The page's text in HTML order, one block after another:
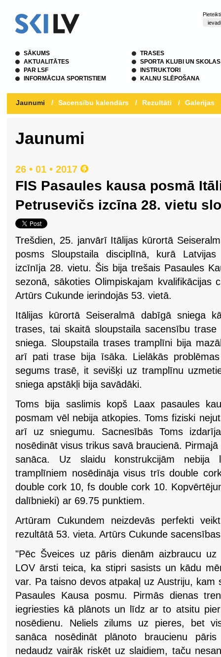
SĀKUMS
AKTUALITĀTES
PAR LSF
INFORMĀCIJA SPORTISTIEM
TRASES
SPORTA KLUBI UN SKOLAS
INSTRUKTORI
KALNU SLĒPOŠANA
Jaunumi / Sacensību kalendārs / Rezultāti / Galerijas
Jaunumi
26 • 01 • 2017
FIS Pasaules kausa posmā
Petrusevičs izcīna 28. vietu
Trešdien, 25. janvārī Itālijas kūrortā
posms Sloupstaila disciplīnā, kurā
izcīnīja 28. vietu. Šis bija trešais Pasaules
sezonā, sākoties Olimpiskajam kvalifikācijas
Artūrs Cukunde ierindojās 53. vietā.
Itālijas kūrortā Seiseralmā dabīgā sniega
trases, tai skaitā sloupstaila sacensību
sniega. Sloupstaila trases tramplīni bija
arī pati trase bija īsāka. Lielākās
segums trasē, it sevišķi uz tramplīnu
sniega apstākļi bija savādāki.
Toms bija saslimis kopš Laax pasaules
posmam vēl nebija atkopies. Toms fiziski
arī uz sniegumu. Sacnesībās Toms
nosēdināt visus trikus savā braucienā.
sanāca. Uz slaidu konstrukcijām nebija
tramplīniem nosēdināja visus trīs double
double cork 10, fs double cork 10.
dalībnieki) ar 69.75 punktiem.
Artūram Cukundem neizdevās perfekti
rezultātā 53. vieta. Artūrs Cukunde
"Pēc Šveices uz pāris dienām aizbraucu
LOV ārsti teica, ka stipri sasists un kādu
var. Pa taisno devos atpakaļ uz Austriju, kam
Pasaules Kausa posmu. Pirmās dienas
iegriesties kā plānots un līdz ar to atsitu
nosēdienu. Neliels zilums uz pieres, bet
sanāca nosēdināt plānoto braucienu
nedaudz vairāk riskēt uz slaidiem, taču